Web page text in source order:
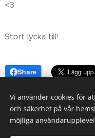
<3
Stort lycka till!
Share
©Harmoni i
Vi använder cookies för
och säkerhet på vår
möjliga